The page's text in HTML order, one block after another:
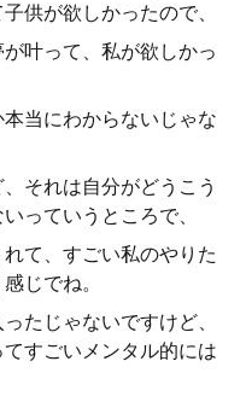
供が欲しかったので、
叶って、私が欲しかっ
当にわからないじゃな
それは自分がどうこう
っていうところで、
て、すごい私のやりた
じでね。
たじゃないですけど、
すごいメンタル的には